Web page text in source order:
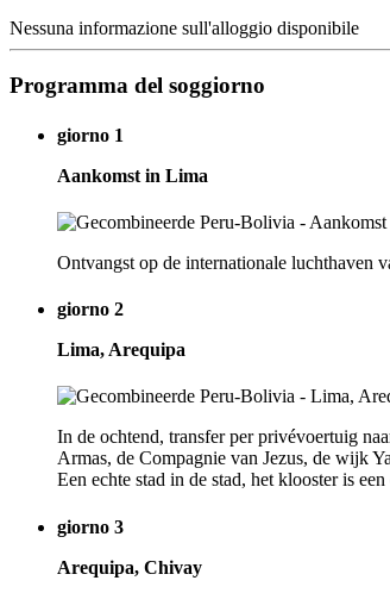
Nessuna informazione sull'alloggio disponibile
Programma del soggiorno
giorno 1
Aankomst in Lima
Ontvangst op de internationale luchthaven
giorno 2
Lima, Arequipa
In de ochtend, transfer per privévoertuig
Armas, de Compagnie van Jezus, de wijk
Een echte stad in de stad, het klooster is
giorno 3
Arequipa, Chivay